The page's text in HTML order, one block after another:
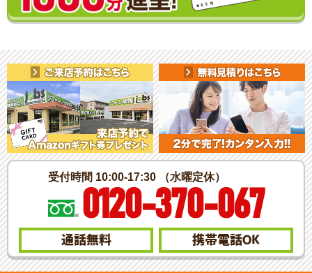
受付時間 10:00-17:30 （水曜定休）
0120-370-067
通話無料 携帯電話OK